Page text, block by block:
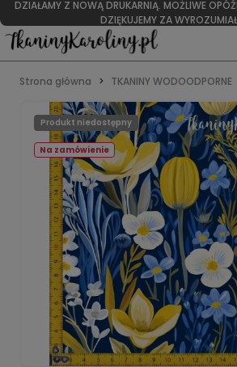
DZIAŁAMY Z NOWĄ DRUKARNIĄ. MOŻLIWE
DZIĘKUJEMY ZA
Strona główna TKANINY WODOODPORNE
Na zamówienie
Produkt niedostępny